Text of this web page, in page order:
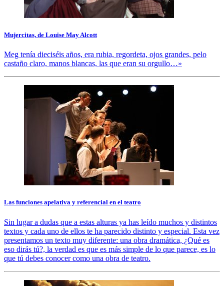
Mujercitas, de Louise May Alcott
Meg tenía dieciséis años, era rubia, regordeta, ojos grandes, pelo
castaño claro, manos blancas, las que eran su orgullo…»
Las funciones apelativa y referencial en el teatro
Sin lugar a dudas que a estas alturas ya has leído muchos y distintos
textos y cada uno de ellos te ha parecido distinto y especial. Esta vez
presentamos un texto muy diferente: una obra dramática, ¿Qué es
eso dirás tú?, la verdad es que es más simple de lo que parece, es lo
que tú debes conocer como una obra de teatro.